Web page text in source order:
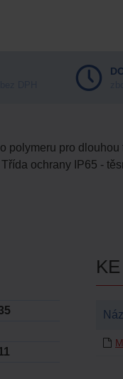
polymeru pro
ochrany IP65 -